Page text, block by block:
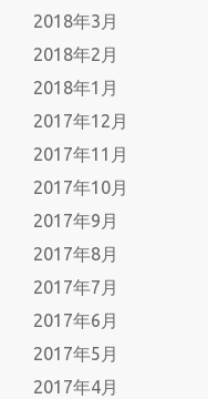
2018年3月
2018年2月
2018年1月
2017年12月
2017年11月
2017年10月
2017年9月
2017年8月
2017年7月
2017年6月
2017年5月
2017年4月